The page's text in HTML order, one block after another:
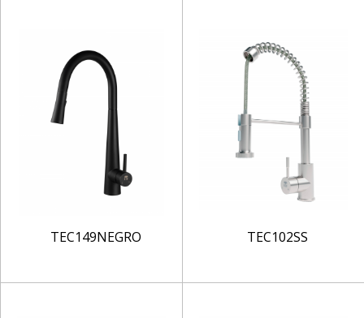
TEC149NEGRO TEC102SS